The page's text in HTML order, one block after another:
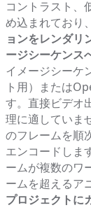
コントラスト、
め込まれており
ョンをレンダリ
ージシーケンス
イメージシーケ
ト用）または
す。直接ビデオ
理に適していま
のフレームを順
エンコードしま
ームが複数のワ
ームを超えるア
プロジェクトに